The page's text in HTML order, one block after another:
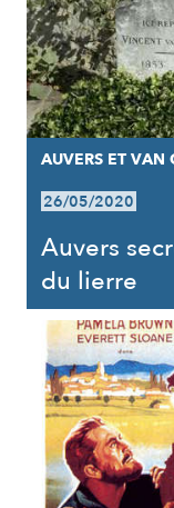
AUVERS ET VAN
26/05/2020
Auvers
du lierre